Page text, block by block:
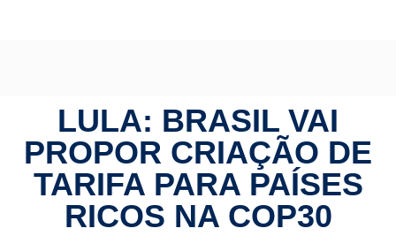
LULA: BRASIL VAI
PROPOR CRIAÇÃO DE
TARIFA PARA PAÍSES
RICOS NA COP30